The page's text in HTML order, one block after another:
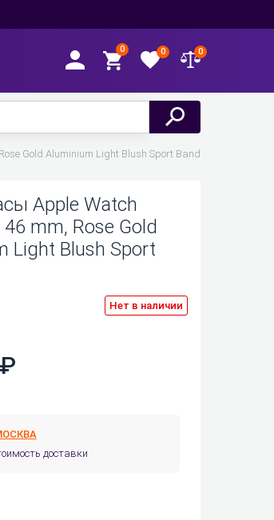
0 0 0
Gold Aluminium Light Blush Sport Band
Apple Watch
mm, Rose Gold
Light Blush Sport
Нет в наличии
доставки